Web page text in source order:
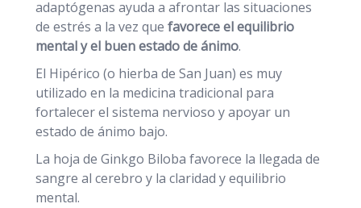
adaptógenas ayuda a afrontar las situaciones
de estrés a la vez que favorece el equilibrio
mental y el buen estado de ánimo.
El Hipérico (o hierba de San Juan) es muy
utilizado en la medicina tradicional para
fortalecer el sistema nervioso y apoyar un
estado de ánimo bajo.
La hoja de Ginkgo Biloba favorece la llegada de
sangre al cerebro y la claridad y equilibrio
mental.